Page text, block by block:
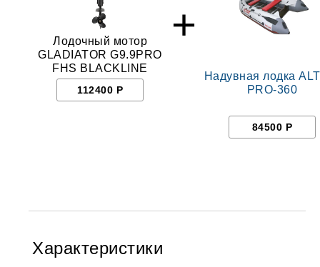
Лодочный мотор
GLADIATOR G9.9PRO
FHS BLACKLINE
112400 Р
+
Надувная лодка
PRO-360
84500 Р
Характеристики